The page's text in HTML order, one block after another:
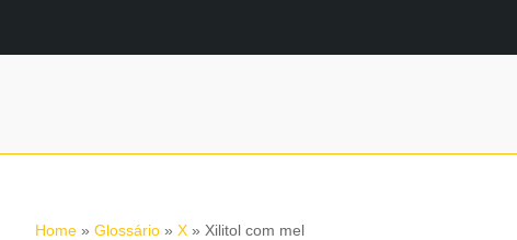
Home » Glossário » X » Xilitol com mel